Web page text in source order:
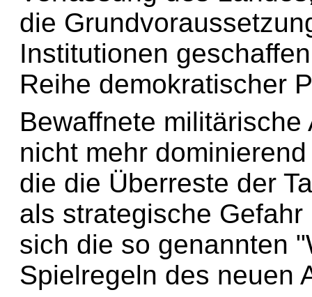
die
Institutionen
Reihe demokratischer
Bewaffnete
nicht mehr
die die Überreste der
als strategische
sich die so genannten
Spielregeln des neuen